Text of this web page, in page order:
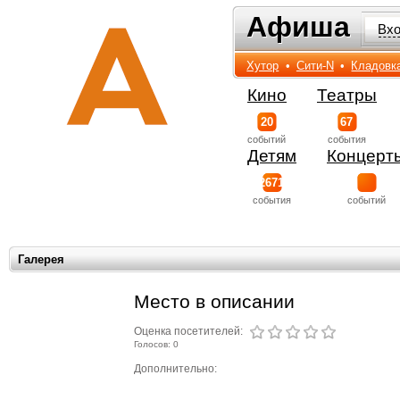
Афиша
Афиша
Хутор • Сити-N •
Кино
20
событий
Театры
67
события
Детям
2671
события событий
Галерея
Место в описании
Оценка посетителей:
Голосов: 0
Дополнительно: